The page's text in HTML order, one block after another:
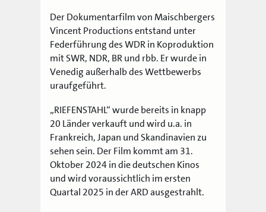
Der Dokumentarfilm von Maischbergers
Vincent Productions entstand unter
Federführung des WDR in Koproduktion
mit SWR, NDR, BR und rbb. Er wurde in
Venedig außerhalb des Wettbewerbs
uraufgeführt.
„RIEFENSTAHL“ wurde bereits in knapp
20 Länder verkauft und wird u.a. in
Frankreich, Japan und Skandinavien zu
sehen sein. Der Film kommt am 31.
Oktober 2024 in die deutschen Kinos
und wird voraussichtlich im ersten
Quartal 2025 in der ARD ausgestrahlt.